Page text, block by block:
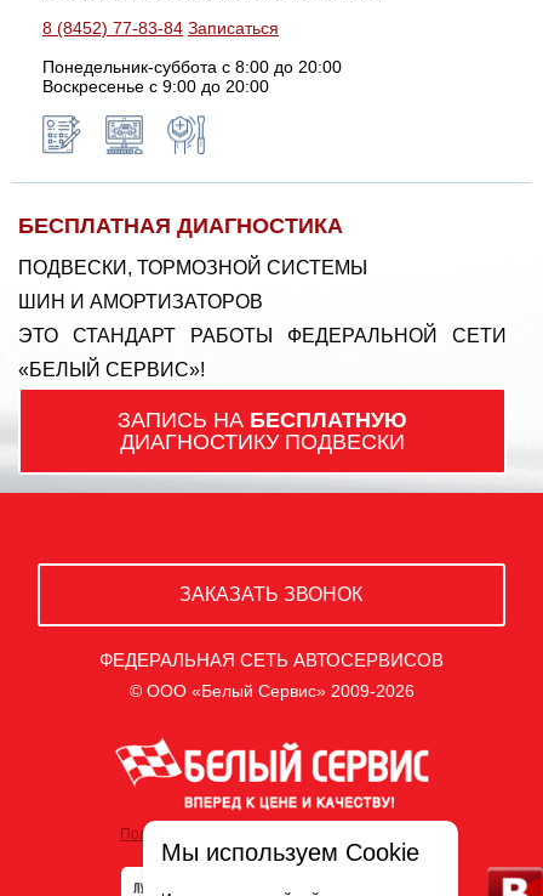
8 (8452) 77-83-84 Записаться
Понедельник-суббота с 8:00 до 20:00
Воскресенье с 9:00 до 20:00
БЕСПЛАТНАЯ ДИАГНОСТИКА
ПОДВЕСКИ, ТОРМОЗНОЙ СИСТЕМЫ
ШИН И АМОРТИЗАТОРОВ
ЭТО СТАНДАРТ РАБОТЫ ФЕДЕРАЛЬНОЙ СЕТИ
«БЕЛЫЙ СЕРВИС»!
ЗАПИСЬ НА БЕСПЛАТНУЮ
ДИАГНОСТИКУ ПОДВЕСКИ
ЗАКАЗАТЬ ЗВОНОК
ФЕДЕРАЛЬНАЯ СЕТЬ АВТОСЕРВИСОВ
© ООО «Белый Сервис» 2009-2026
Политика обработки персональных данных
Мы используем Cookie